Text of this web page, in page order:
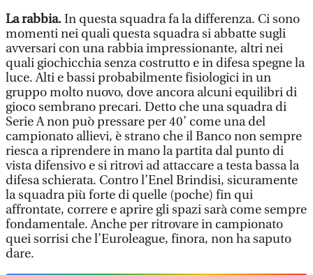
La rabbia.In questa squadra fa la differenza. Ci sono
momenti nei quali questa squadra si abbatte sugli
avversari con una rabbia impressionante, altri nei
quali giochicchia senza costrutto e in difesa spegne la
luce. Alti e bassi probabilmente fisiologici in un
gruppo molto nuovo, dove ancora alcuni equilibri di
gioco sembrano precari. Detto che una squadra di
Serie A non può pressare per 40’ come una del
campionato allievi, è strano che il Banco non sempre
riesca a riprendere in mano la partita dal punto di
vista difensivo e si ritrovi ad attaccare a testa bassa la
difesa schierata. Contro l’Enel Brindisi, sicuramente
la squadra più forte di quelle (poche) fin qui
affrontate, correre e aprire gli spazi sarà come sempre
fondamentale. Anche per ritrovare in campionato
quei sorrisi che l’Euroleague, finora, non ha saputo
dare.